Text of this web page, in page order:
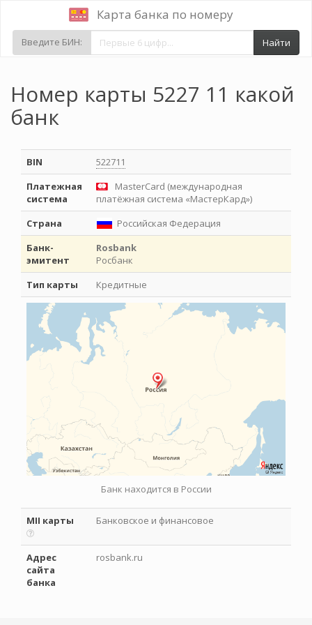
Карта банка по номеру
Введите БИН: Найти
Номер карты 5227 11 какой
банк
BIN
522711
Платежная
система
MasterCard (международная
платёжная система «МастерКард»)
Страна
Российская Федерация
Банк-
эмитент
Rosbank
Росбанк
Тип карты
Кредитные
Банк находится в России
MII карты Банковское и финансовое
Адрес
сайта
банка
rosbank.ru